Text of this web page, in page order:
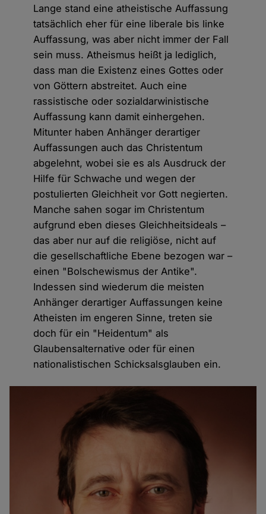
Lange stand eine atheistische Auffassung
tatsächlich eher für eine liberale bis linke
Auffassung, was aber nicht immer der Fall
sein muss. Atheismus heißt ja lediglich,
dass man die Existenz eines Gottes oder
von Göttern abstreitet. Auch eine
rassistische oder sozialdarwinistische
Auffassung kann damit einhergehen.
Mitunter haben Anhänger derartiger
Auffassungen auch das Christentum
abgelehnt, wobei sie es als Ausdruck der
Hilfe für Schwache und wegen der
postulierten Gleichheit vor Gott negierten.
Manche sahen sogar im Christentum
aufgrund eben dieses Gleichheitsideals –
das aber nur auf die religiöse, nicht auf
die gesellschaftliche Ebene bezogen war –
einen "Bolschewismus der Antike".
Indessen sind wiederum die meisten
Anhänger derartiger Auffassungen keine
Atheisten im engeren Sinne, treten sie
doch für ein "Heidentum" als
Glaubensalternative oder für einen
nationalistischen Schicksalsglauben ein.